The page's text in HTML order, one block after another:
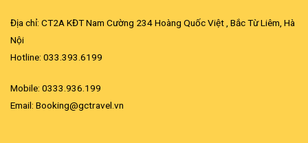
Địa chỉ: CT2A KĐT Nam Cường 234 Hoàng Quốc Việt , Bắc Từ Liêm, Hà
Nội
Hotline: 033.393.6199
Mobile: 0333.936.199
Email: Booking@gctravel.vn